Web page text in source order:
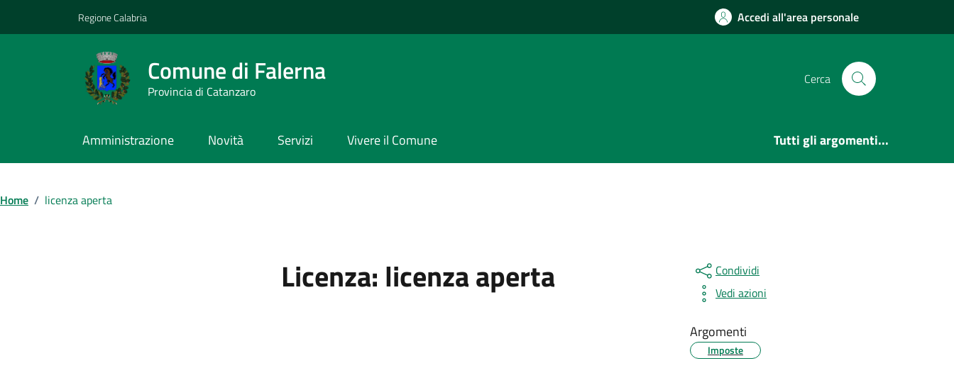
Regione Calabria Accedi all'area personale
Comune di Falerna
Provincia di Catanzaro
Cerca
Amministrazione Novità Servizi Vivere il Comune Tutti gli argomenti...
Home / licenza aperta
Licenza: licenza aperta
Condividi
Vedi azioni
Argomenti
Imposte